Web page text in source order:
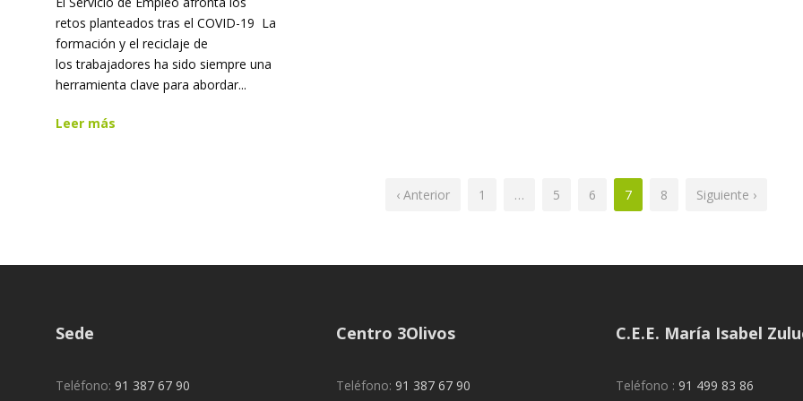
retos planteados tras el COVID-19 La
formación y el reciclaje de
los trabajadores ha sido siempre una
herramienta clave para abordar...
Leer más
‹ Anterior 1 … 5 6 7 8 Siguiente ›
Sede
Teléfono: 91 387 67 90
Centro 3Olivos
Teléfono: 91 387 67 90
C.E.E. María Isabel
Teléfono : 91 499 83 86